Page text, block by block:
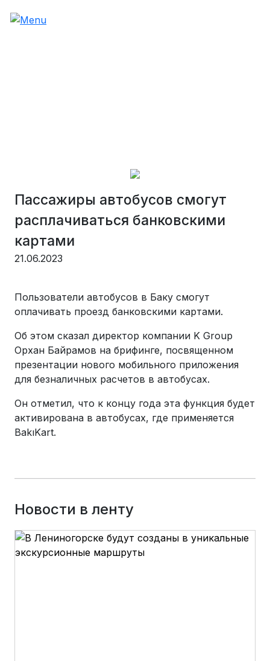
Пассажиры автобусов смогут
расплачиваться банковскими
картами
21.06.2023
Пользователи автобусов в Баку смогут
оплачивать проезд банковскими картами.
Об этом сказал директор компании K Group
Орхан Байрамов на брифинге, посвященном
презентации нового мобильного приложения
для безналичных расчетов в автобусах.
Он отметил, что к концу года эта функция будет
активирована в автобусах, где применяется
BakıKart.
Новости в ленту